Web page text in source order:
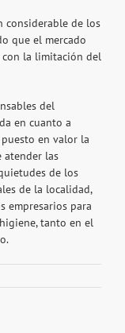
considerable de los
que el mercado
la limitación del
del
en cuanto a
en valor la
atender las
de los
de la localidad,
empresarios para
tanto en el